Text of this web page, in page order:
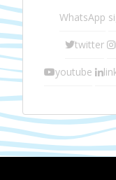
WhatsApp
twitter
youtube